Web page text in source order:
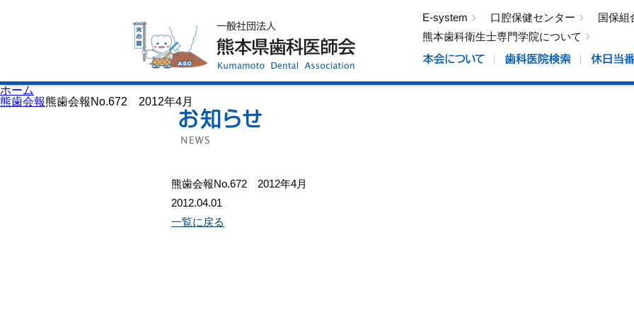
E-system 口腔保健センター
国保組
熊本歯科衛生士専門学院について
ホーム
熊歯会報熊歯会報No.672 2012年4月
熊歯会報No.672 2012年4月
2012.04.01
一覧に戻る
歯科医院検索
休日当番医
イベント案内
歯の豆知識
口腔保健センター
国保組合からのお知らせ
熊本歯科衛生士専門学院
会員専用ページ
プライバシーポリシー
サイトマップ